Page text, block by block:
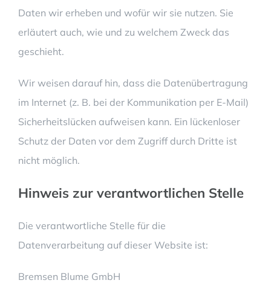
Daten wir erheben und wofür wir sie nutzen. Sie
erläutert auch, wie und zu welchem Zweck das
geschieht.
Wir weisen darauf hin, dass die Datenübertragung
im Internet (z. B. bei der Kommunikation per E-Mail)
Sicherheitslücken aufweisen kann. Ein lückenloser
Schutz der Daten vor dem Zugriff durch Dritte ist
nicht möglich.
Hinweis zur verantwortlichen Stelle
Die verantwortliche Stelle für die
Datenverarbeitung auf dieser Website ist:
Bremsen Blume GmbH